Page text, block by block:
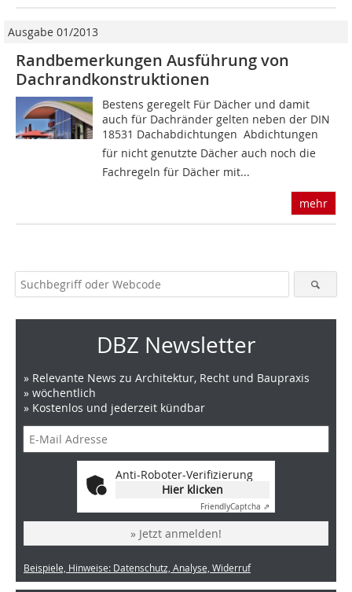
Ausgabe 01/2013
Randbemerkungen Ausführung von
Dachrandkonstruktionen
Bestens geregelt Für Dächer und damit
auch für Dachränder gelten neben der DIN
18531 Dachabdichtun­gen  Abdichtungen
für nicht genutzte Dächer auch noch die
Fachregeln für Dächer mit...
mehr
DBZ Newsletter
» Relevante News zu Architektur, Recht und Baupraxis
» wöchentlich
» Kostenlos und jederzeit kündbar
Anti-Roboter-Verifizierung
Hier klicken
FriendlyCaptcha ⇗
» Jetzt anmelden!
Beispiele, Hinweise: Datenschutz, Analyse, Widerruf